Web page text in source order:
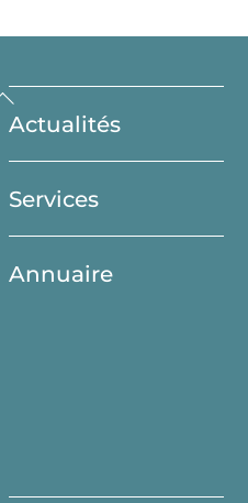
Back
To
Top
Actualités
Services
Annuaire